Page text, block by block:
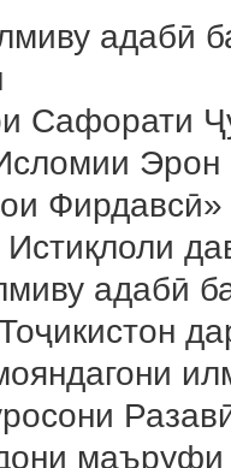
адабӣ
Сафорати
Эрон
Истиқлоли
адабӣ